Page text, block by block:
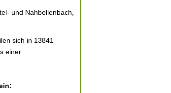
und Nahbollenbach,
sich in 13841
einer